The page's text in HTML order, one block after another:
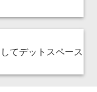
てデットスペース